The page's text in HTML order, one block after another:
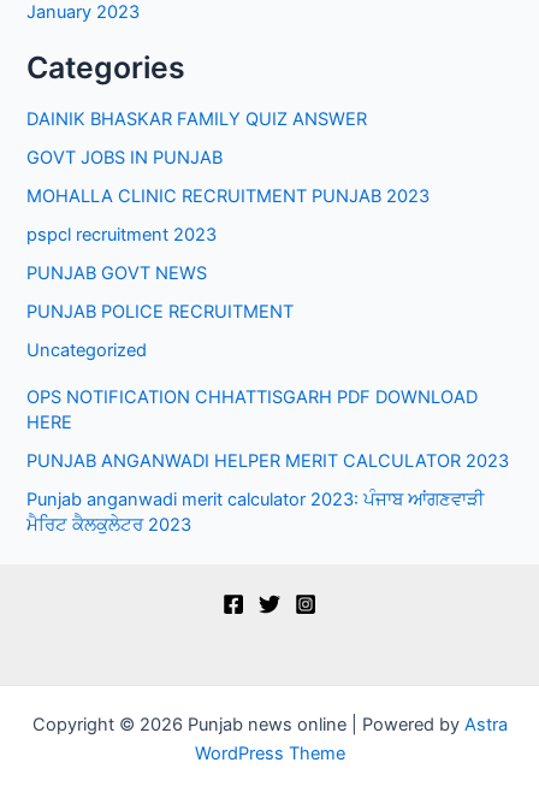
January 2023
Categories
DAINIK BHASKAR FAMILY QUIZ ANSWER
GOVT JOBS IN PUNJAB
MOHALLA CLINIC RECRUITMENT PUNJAB 2023
pspcl recruitment 2023
PUNJAB GOVT NEWS
PUNJAB POLICE RECRUITMENT
Uncategorized
OPS NOTIFICATION CHHATTISGARH PDF DOWNLOAD
HERE
PUNJAB ANGANWADI HELPER MERIT CALCULATOR 2023
Punjab anganwadi merit calculator 2023: ਪੰਜਾਬ ਆਂਗਣਵਾੜੀ
ਮੈਰਿਟ ਕੈਲਕੁਲੇਟਰ 2023
Copyright © 2026 Punjab news online | Powered by Astra
WordPress Theme